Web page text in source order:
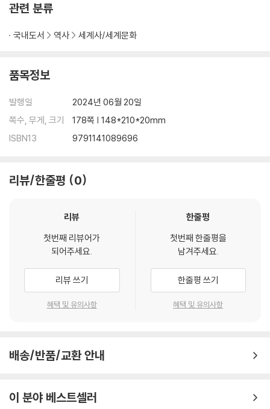
관련 분류
국내도서 역사 세계사/세계문화
품목정보
발행일
2024년 06월 20일
쪽수, 무게, 크기
178쪽 | 148*210*20mm
ISBN13
9791141089696
리뷰/한줄평 0
리뷰
첫번째 리뷰어가
되어주세요.
리뷰 쓰기
혜택 및 유의사항
한줄평
첫번째 한줄평을
남겨주세요.
한줄평 쓰기
혜택 및 유의사항
배송/반품/교환 안내
이 분야 베스트셀러